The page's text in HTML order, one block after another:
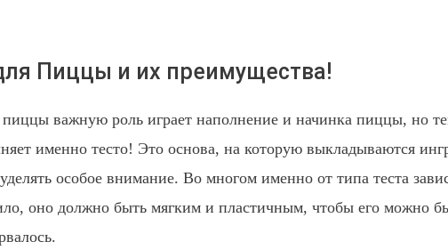
Пиццы и их преимущества!
важную роль играет наполнение и начинка пиццы, но
именно тесто! Это основа, на которую выкладываются
особое внимание. Во многом именно от типа теста
оно должно быть мягким и пластичным, чтобы его можно